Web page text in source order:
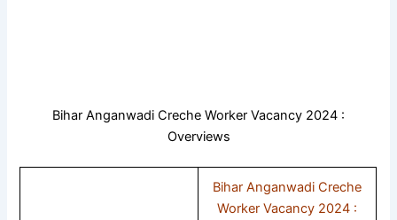
Bihar Anganwadi Creche Worker Vacancy 2024 :
Overviews
Bihar Anganwadi Creche
Worker Vacancy 2024 :